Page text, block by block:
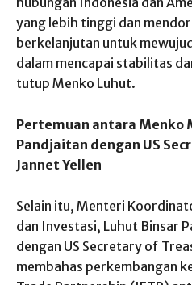
yang lebih tinggi dan
berkelanjutan untuk
dalam mencapai stabilitas
tutup Menko Luhut.
Pertemuan antara Menko
Pandjaitan dengan US
Jannet Yellen
Selain itu, Menteri
dan Investasi, Luhut Binsar
dengan US Secretary of
membahas perkembangan